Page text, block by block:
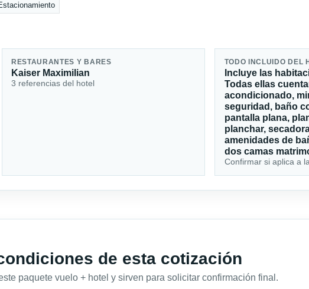
RESTAURANTES Y BARES
Kaiser Maximilian
3 referencias del hotel
TODO INCLUIDO DEL
Incluye las
Todas ellas
acondicionado,
seguridad, baño
pantalla plana,
planchar,
amenidades de
dos camas
Confirmar si aplica a
de esta cotización
paquete vuelo + hotel y sirven para solicitar confirmación final.